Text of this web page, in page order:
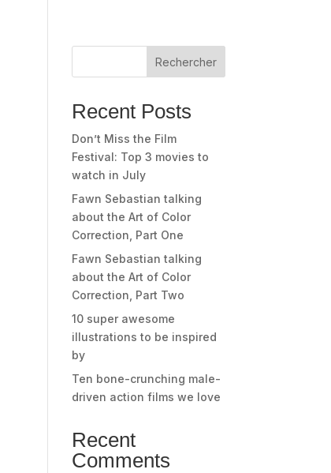
Rechercher
Recent Posts
Don’t Miss the Film
Festival: Top 3 movies to
watch in July
Fawn Sebastian talking
about the Art of Color
Correction, Part One
Fawn Sebastian talking
about the Art of Color
Correction, Part Two
10 super awesome
illustrations to be inspired
by
Ten bone-crunching male-
driven action films we love
Recent
Comments